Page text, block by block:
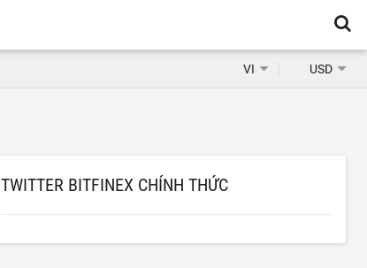
VI USD
TWITTER BITFINEX CHÍNH THỨC